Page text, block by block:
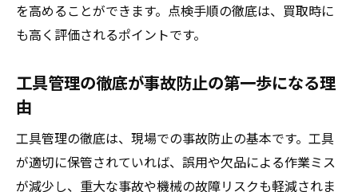
を高めることができます。点検手順の徹底は、買取時に
も高く評価されるポイントです。
工具管理の徹底が事故防止の第一歩になる理
由
工具管理の徹底は、現場での事故防止の基本です。工具
が適切に保管されていれば、誤用や欠品による作業ミス
が減少し、重大な事故や機械の故障リスクも軽減されま